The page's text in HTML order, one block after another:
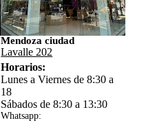
Mendoza ciudad
Lavalle 202
Horarios:
Lunes a Viernes de 8:30 a
18
Sábados de 8:30 a 13:30
Whatsapp: